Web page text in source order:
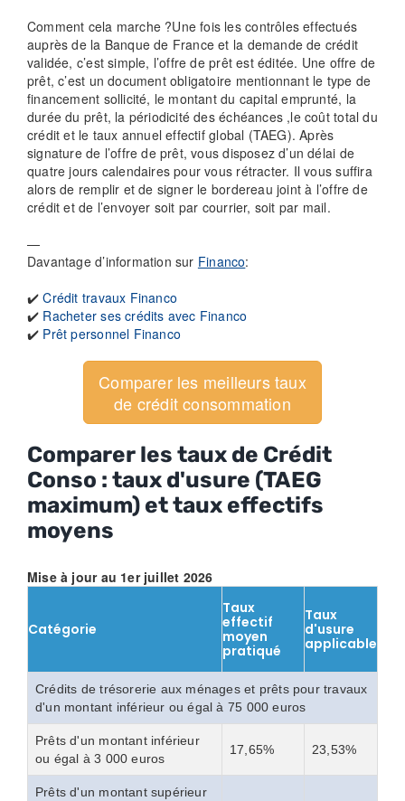
Comment cela marche ?Une fois les contrôles effectués
auprès de la Banque de France et la demande de crédit
validée, c’est simple, l’offre de prêt est éditée. Une offre de
prêt, c’est un document obligatoire mentionnant le type de
financement sollicité, le montant du capital emprunté, la
durée du prêt, la périodicité des échéances ,le coût total du
crédit et le taux annuel effectif global (TAEG). Après
signature de l’offre de prêt, vous disposez d’un délai de
quatre jours calendaires pour vous rétracter. Il vous suffira
alors de remplir et de signer le bordereau joint à l’offre de
crédit et de l’envoyer soit par courrier, soit par mail.
—
Davantage d’information sur Financo:
✔️Crédit travaux Financo
✔️ Racheter ses crédits avec Financo
✔️ Prêt personnel Financo
Comparer les meilleurs taux
de crédit consommation
Comparer les taux de Crédit
Conso : taux d'usure (TAEG
maximum) et taux effectifs
moyens
Mise à jour au 1er juillet 2026
Catégorie
Taux
effectif
moyen
pratiqué
Taux
d'usure
applicable
Crédits de trésorerie aux ménages et prêts pour travaux
d'un montant inférieur ou égal à 75 000 euros
Prêts d'un montant inférieur
ou égal à 3 000 euros
17,65% 23,53%
Prêts d'un montant supérieur